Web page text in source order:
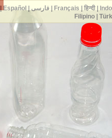
Español فارسی| Français हिन्दी|
Filipino|